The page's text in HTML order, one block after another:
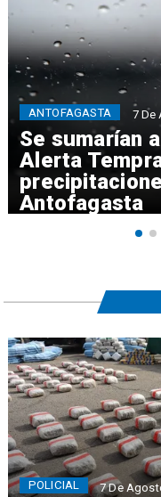
Se sumarían
Alerta
Antofagasta
ANTOFAGASTA 7 De
POLICIAL 7 De